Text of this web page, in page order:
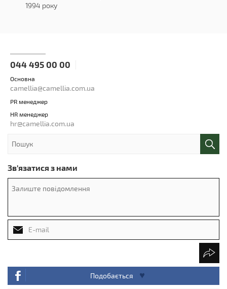
1994 року
044 495 00 00
Основна
camellia@camellia.com.ua
PR менеджер
HR менеджер
hr@camellia.com.ua
Зв'язатися з нами
Подобається